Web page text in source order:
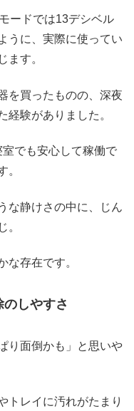
ードでは13デシベル
うに、実際に使ってい
ます。
を買ったものの、深夜
経験がありました。
でも安心して稼働で
。
な静けさの中に、じん
。
な存在です。
しやすさ
り面倒かも」と思いや
トレイに汚れがたまり